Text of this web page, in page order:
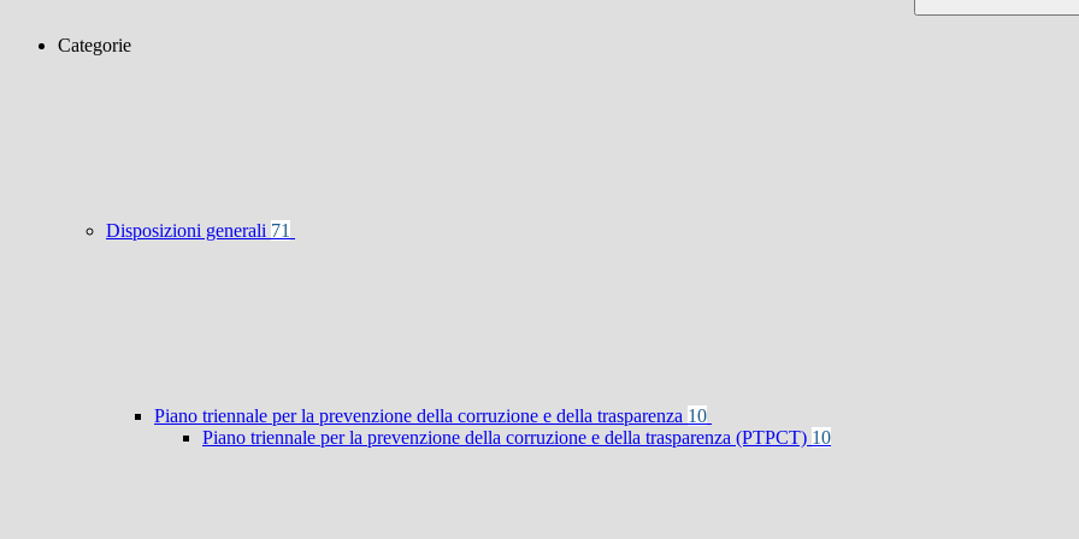
Categorie
Disposizioni generali 71
Piano triennale per la prevenzione della corruzione e della trasparenza 10
Piano triennale per la prevenzione della corruzione e della trasparenza (PTPCT) 10